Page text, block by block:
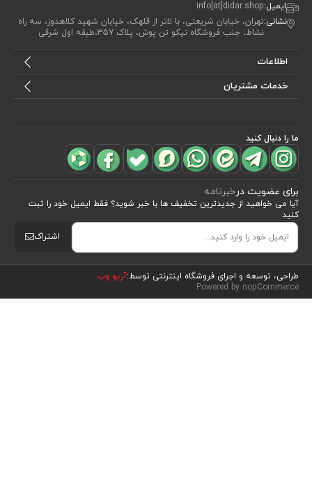
مشاهده محصولات(5)
ایمیل:info[at]didar.shop
نشانی:تهران، خیابان شریعتی، با لاتر از قلهک، خیابان شهید کلاهدوز، سه راه
نشاط، جنب فروشگاه نیکو تن پوش، پلاک 357،طبقه اول شرقی
اطلاعات
خدمات مشتریان
ما را دنبال کنید
برای عضویت درخبرنامه
آیا می خواهید از جدید‌ترین تخفیف‌ ها با‌ خبر شوید؟ فقط ایمیل خود را ثبت
کنید
اشتراک
طراحی، توسعه و اجرای فروشگاه اینترنتی توسط:آریو وب
Powered by nopCommerce